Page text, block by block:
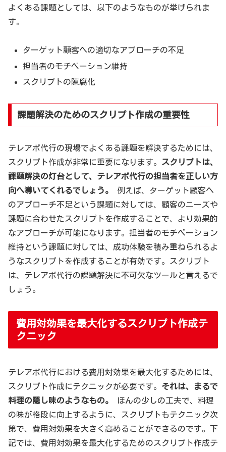
よくある課題としては、以下のようなものが挙げられま
す。
ターゲット顧客への適切なアプローチの不足
担当者のモチベーション維持
スクリプトの陳腐化
課題解決のためのスクリプト作成の重要性
テレアポ代行の現場でよくある課題を解決するためには、
スクリプト作成が非常に重要になります。 スクリプトは、
課題解決の灯台として、テレアポ代行の担当者を正しい方
向へ導いてくれるでしょう。
例えば、ターゲット顧客へ
のアプローチ不足という課題に対しては、顧客のニーズや
課題に合わせたスクリプトを作成することで、より効果的
なアプローチが可能になります。担当者のモチベーション
維持という課題に対しては、成功体験を積み重ねられるよ
うなスクリプトを作成することが有効です。スクリプト
は、テレアポ代行の課題解決に不可欠なツールと言えるで
しょう。
費用対効果を最大化するスクリプト作成テ
クニック
テレアポ代行における費用対効果を最大化するためには、
スクリプト作成にテクニックが必要です。 それは、まるで
料理の隠し味のようなもの。
ほんの少しの工夫で、料理
の味が格段に向上するように、スクリプトもテクニック次
第で、費用対効果を大きく高めることができるのです。下
記では、費用対効果を最大化するためのスクリプト作成テ